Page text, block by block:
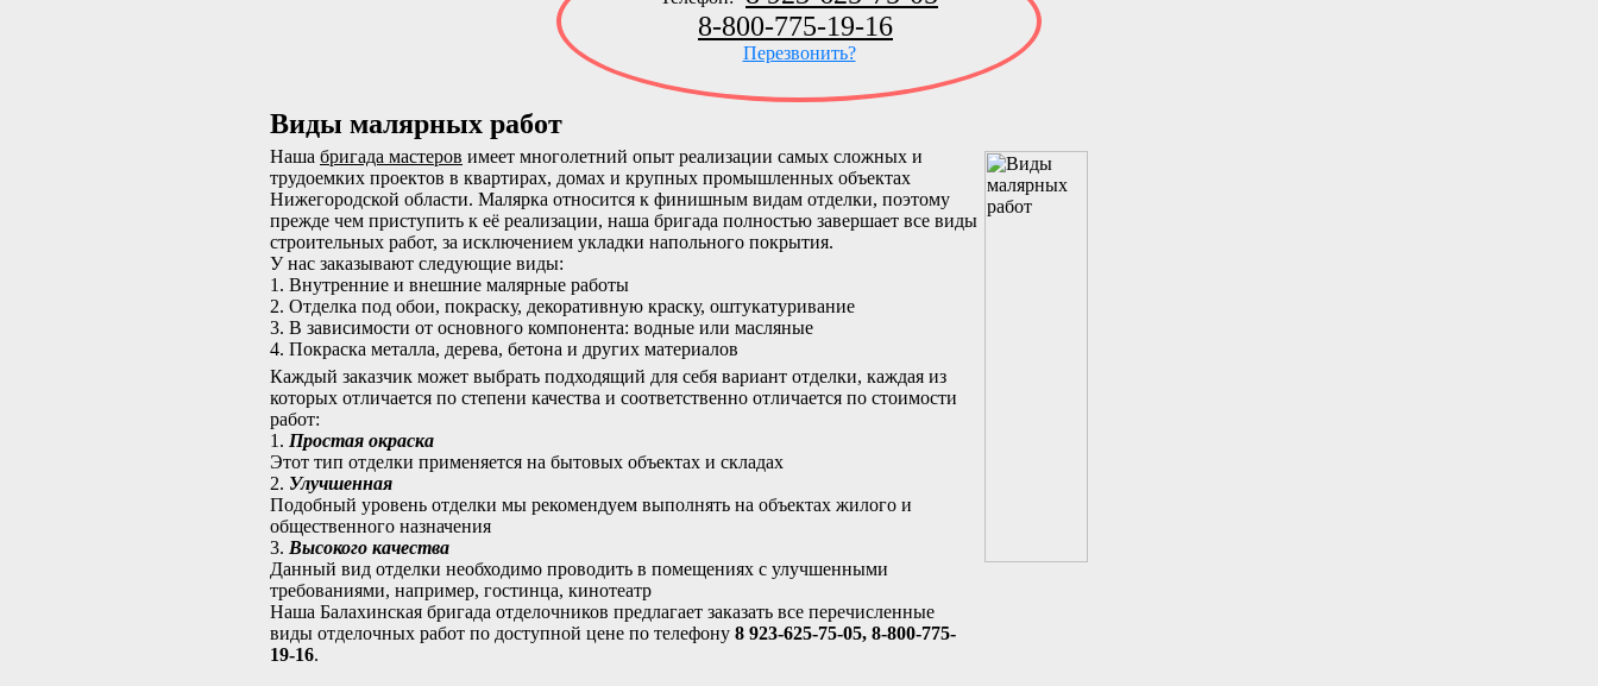
8-800-775-19-16
Перезвонить?
Виды малярных работ
Наша бригада мастеров имеет многолетний опыт реализации самых сложных и
трудоемких проектов в квартирах, домах и крупных промышленных объектах
Нижегородской области. Малярка относится к финишным видам отделки, поэтому
прежде чем приступить к её реализации, наша бригада полностью завершает все виды
строительных работ, за исключением укладки напольного покрытия.
У нас заказывают следующие виды:
1. Внутренние и внешние малярные работы
2. Отделка под обои, покраску, декоративную краску, оштукатуривание
3. В зависимости от основного компонента: водные или масляные
4. Покраска металла, дерева, бетона и других материалов
Каждый заказчик может выбрать подходящий для себя вариант отделки, каждая из
которых отличается по степени качества и соответственно отличается по стоимости
работ:
1. Простая окраска
Этот тип отделки применяется на бытовых объектах и складах
2. Улучшенная
Подобный уровень отделки мы рекомендуем выполнять на объектах жилого и
общественного назначения
3. Высокого качества
Данный вид отделки необходимо проводить в помещениях с улучшенными
требованиями, например, гостинца, кинотеатр
Наша Балахинская бригада отделочников предлагает заказать все перечисленные
виды отделочных работ по доступной цене по телефону 8 923-625-75-05, 8-800-775-
19-16.